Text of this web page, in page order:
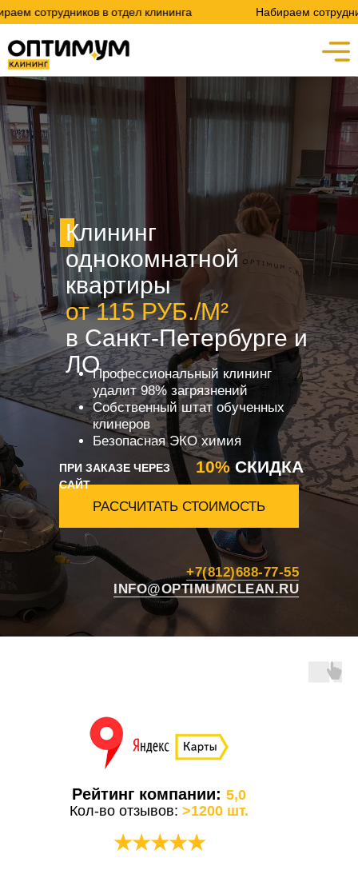
в отдел клининга Набираем сотрудников в отдел
РАССЧИТАТЬ СТОИМОСТЬ
ПРИ ЗАКАЗЕ ЧЕРЕЗ
САЙТ
Профессиональный клининг
удалит 98% загрязнений
Собственный штат обученных
клинеров
Безопасная ЭКО химия
10% СКИДКА
+7(812)688-77-55
INFO@OPTIMUMCLEAN.RU
Клининг
однокомнатной
квартиры
от 115 РУБ./М²
в Санкт-Петербурге и
ЛО
Рейтинг компании:5,0
Кол-во отзывов:>1200 шт.
★★★★★